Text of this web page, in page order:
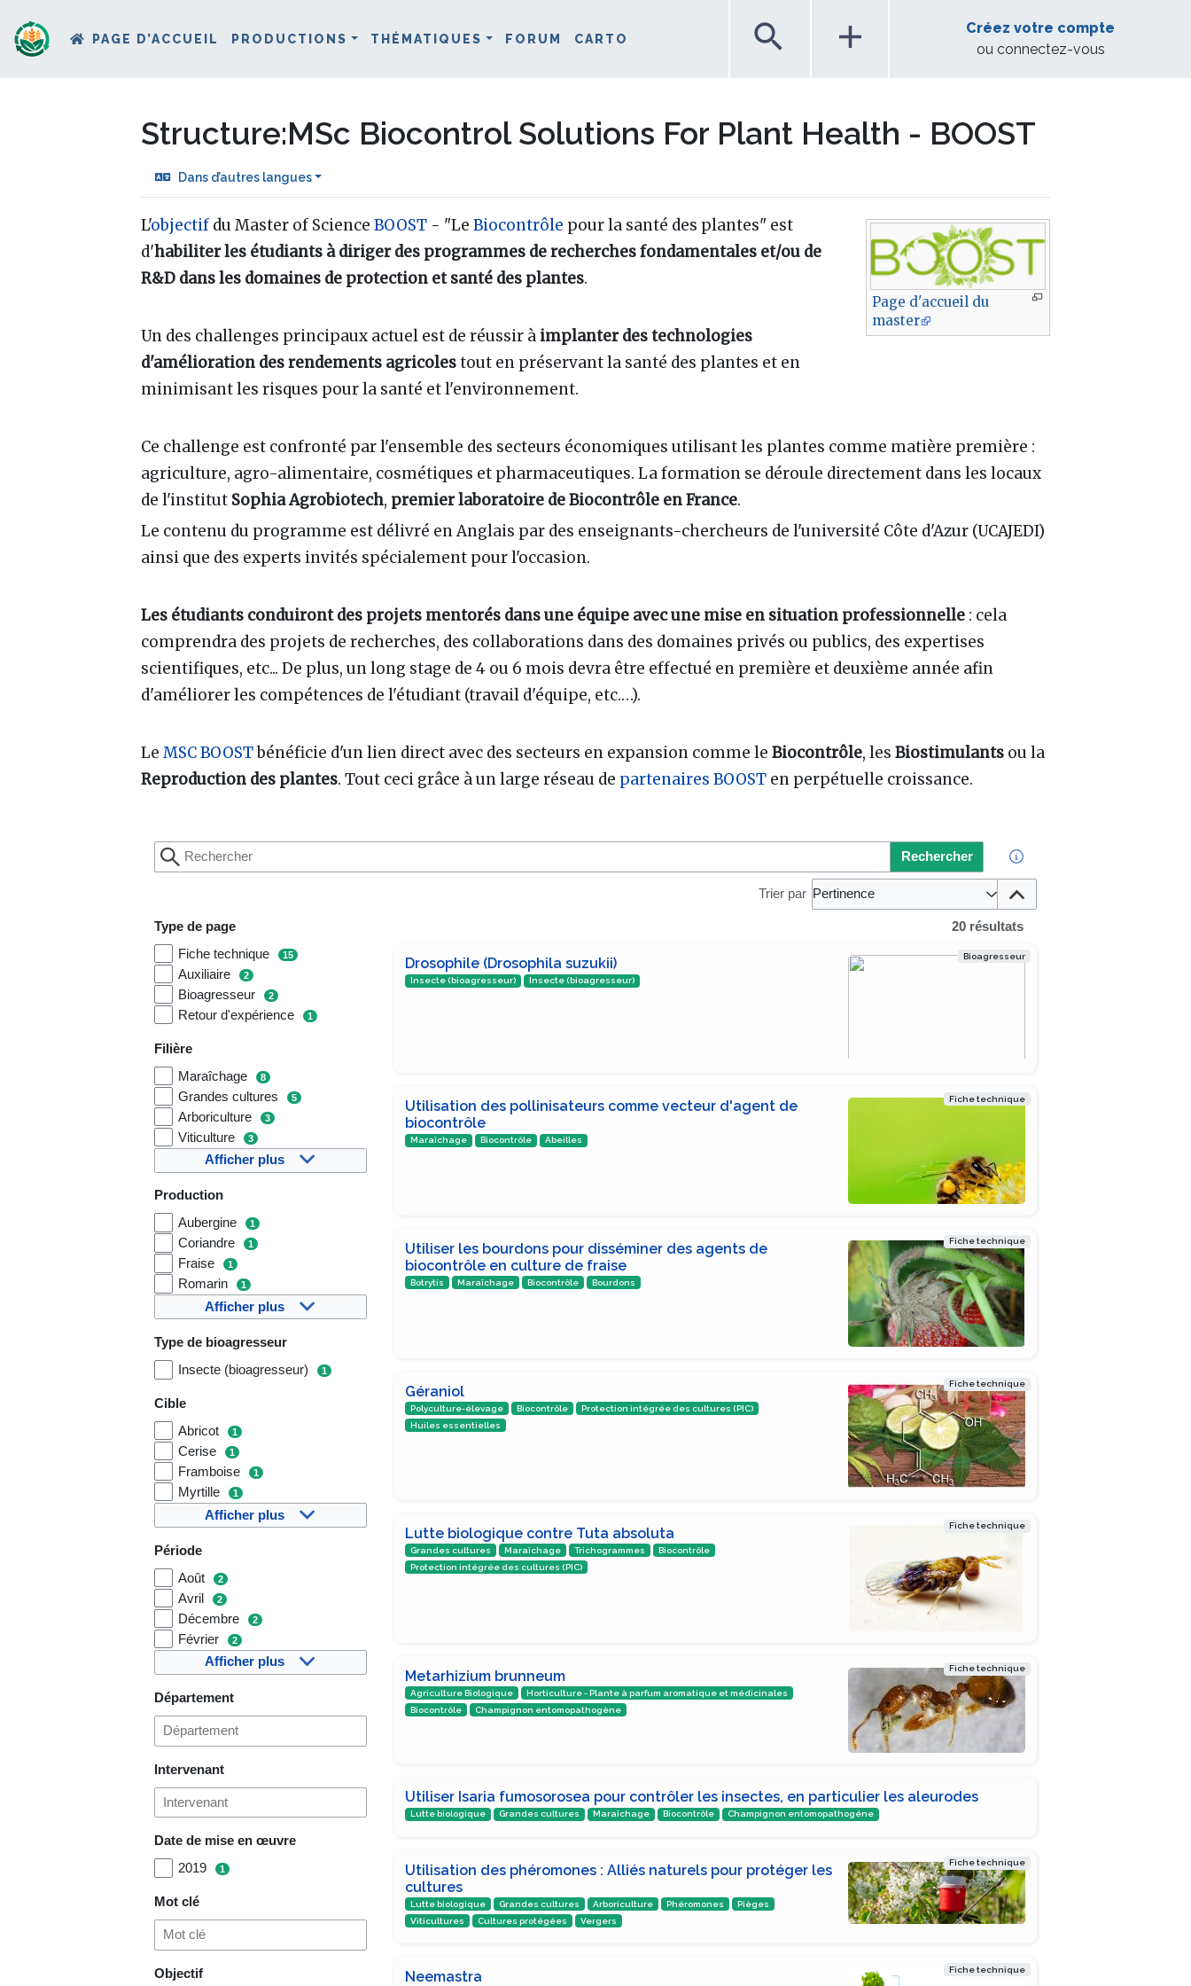
PAGE D’ACCUEIL PRODUCTIONS THÉMATIQUES FORUM CARTO search add
Créez votre compte
ou connectez-vous
Structure:MSc Biocontrol Solutions For Plant Health - BOOST
Dans d’autres langues
Aller à :navigation,rechercher
Page d'accueil du
master
L'objectif du Master of Science BOOST - "Le Biocontrôle pour la santé des plantes" est
d'habiliter les étudiants à diriger des programmes de recherches fondamentales et/ou de
R&D dans les domaines de protection et santé des plantes.
Un des challenges principaux actuel est de réussir à implanter des technologies
d'amélioration des rendements agricolestout en préservant la santé des plantes et en
minimisant les risques pour la santé et l'environnement.
Ce challenge est confronté par l'ensemble des secteurs économiques utilisant les plantes comme matière première :
agriculture, agro-alimentaire, cosmétiques et pharmaceutiques. La formation se déroule directement dans les locaux
de l'institut Sophia Agrobiotech, premier laboratoire de Biocontrôle en France.
Le contenu du programme est délivré en Anglais par des enseignants-chercheurs de l'université Côte d'Azur (UCAJEDI)
ainsi que des experts invités spécialement pour l'occasion.
Les étudiants conduiront des projets mentorés dans une équipe avec une mise en situation professionnelle : cela
comprendra des projets de recherches, des collaborations dans des domaines privés ou publics, des expertises
scientifiques, etc... De plus, un long stage de 4 ou 6 mois devra être effectué en première et deuxième année afin
d'améliorer les compétences de l'étudiant (travail d'équipe, etc.…).
Le MSC BOOSTbénéficie d'un lien direct avec des secteurs en expansion comme le Biocontrôle, les Biostimulants ou la
Reproduction des plantes. Tout ceci grâce à un large réseau de partenaires BOOST en perpétuelle croissance.
Rechercher
Trier par Pertinence
Type de page
Fiche technique
15
Auxiliaire 2
Bioagresseur 2
Retour d'expérience 1
Filière
Maraîchage
8
Grandes cultures 5
Arboriculture 3
Viticulture 3
Afficher plus
Production
Aubergine
1
Coriandre 1
Fraise 1
Romarin 1
Afficher plus
Type de bioagresseur
Insecte (bioagresseur)
1
Cible
Abricot
1
Cerise 1
Framboise 1
Myrtille 1
Afficher plus
Période
Août
2
Avril 2
Décembre 2
Février 2
Afficher plus
Département
Intervenant
Date de mise en œuvre
2019
1
Mot clé
Objectif
20 résultats
Bioagresseur
Drosophile (Drosophila suzukii)
Insecte (bioagresseur) Insecte (bioagresseur)
Fiche technique
Utilisation des pollinisateurs comme vecteur d'agent de
biocontrôle
Maraîchage Biocontrôle Abeilles
Fiche technique
Utiliser les bourdons pour disséminer des agents de
biocontrôle en culture de fraise
Botrytis Maraîchage Biocontrôle Bourdons
Fiche technique
Géraniol
Polyculture-élevage Biocontrôle
Protection intégrée des cultures (PIC)
Huiles essentielles
Fiche technique
Lutte biologique contre Tuta absoluta
Grandes cultures Maraîchage Trichogrammes
Biocontrôle
Protection intégrée des cultures (PIC)
Fiche technique
Metarhizium brunneum
Agriculture Biologique
Horticulture - Plante à parfum aromatique et médicinales
Biocontrôle
Champignon entomopathogène
Utiliser Isaria fumosorosea pour contrôler les insectes, en particulier les aleurodes
Lutte biologique Grandes cultures Maraîchage Biocontrôle Champignon entomopathogéne
Fiche technique
Utilisation des phéromones : Alliés naturels pour protéger les
cultures
Lutte biologique Grandes cultures Arboriculture Phéromones
Pièges
Viticultures
Cultures protégées Vergers
Fiche technique
Neemastra